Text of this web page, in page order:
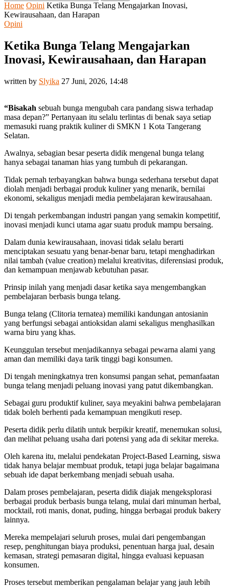
Home Opini Ketika Bunga Telang Mengajarkan Inovasi,
Kewirausahaan, dan Harapan
Opini
Ketika Bunga Telang Mengajarkan
Inovasi, Kewirausahaan, dan Harapan
written by Slyika 27 Juni, 2026, 14:48
“Bisakah sebuah bunga mengubah cara pandang siswa terhadap
masa depan?” Pertanyaan itu selalu terlintas di benak saya setiap
memasuki ruang praktik kuliner di SMKN 1 Kota Tangerang
Selatan.
Awalnya, sebagian besar peserta didik mengenal bunga telang
hanya sebagai tanaman hias yang tumbuh di pekarangan.
Tidak pernah terbayangkan bahwa bunga sederhana tersebut dapat
diolah menjadi berbagai produk kuliner yang menarik, bernilai
ekonomi, sekaligus menjadi media pembelajaran kewirausahaan.
Di tengah perkembangan industri pangan yang semakin kompetitif,
inovasi menjadi kunci utama agar suatu produk mampu bersaing.
Dalam dunia kewirausahaan, inovasi tidak selalu berarti
menciptakan sesuatu yang benar-benar baru, tetapi menghadirkan
nilai tambah (value creation) melalui kreativitas, diferensiasi produk,
dan kemampuan menjawab kebutuhan pasar.
Prinsip inilah yang menjadi dasar ketika saya mengembangkan
pembelajaran berbasis bunga telang.
Bunga telang (Clitoria ternatea) memiliki kandungan antosianin
yang berfungsi sebagai antioksidan alami sekaligus menghasilkan
warna biru yang khas.
Keunggulan tersebut menjadikannya sebagai pewarna alami yang
aman dan memiliki daya tarik tinggi bagi konsumen.
Di tengah meningkatnya tren konsumsi pangan sehat, pemanfaatan
bunga telang menjadi peluang inovasi yang patut dikembangkan.
Sebagai guru produktif kuliner, saya meyakini bahwa pembelajaran
tidak boleh berhenti pada kemampuan mengikuti resep.
Peserta didik perlu dilatih untuk berpikir kreatif, menemukan solusi,
dan melihat peluang usaha dari potensi yang ada di sekitar mereka.
Oleh karena itu, melalui pendekatan Project-Based Learning, siswa
tidak hanya belajar membuat produk, tetapi juga belajar bagaimana
sebuah ide dapat berkembang menjadi sebuah usaha.
Dalam proses pembelajaran, peserta didik diajak mengeksplorasi
berbagai produk berbasis bunga telang, mulai dari minuman herbal,
mocktail, roti manis, donat, puding, hingga berbagai produk bakery
lainnya.
Mereka mempelajari seluruh proses, mulai dari pengembangan
resep, penghitungan biaya produksi, penentuan harga jual, desain
kemasan, strategi pemasaran digital, hingga evaluasi kepuasan
konsumen.
Proses tersebut memberikan pengalaman belajar yang jauh lebih